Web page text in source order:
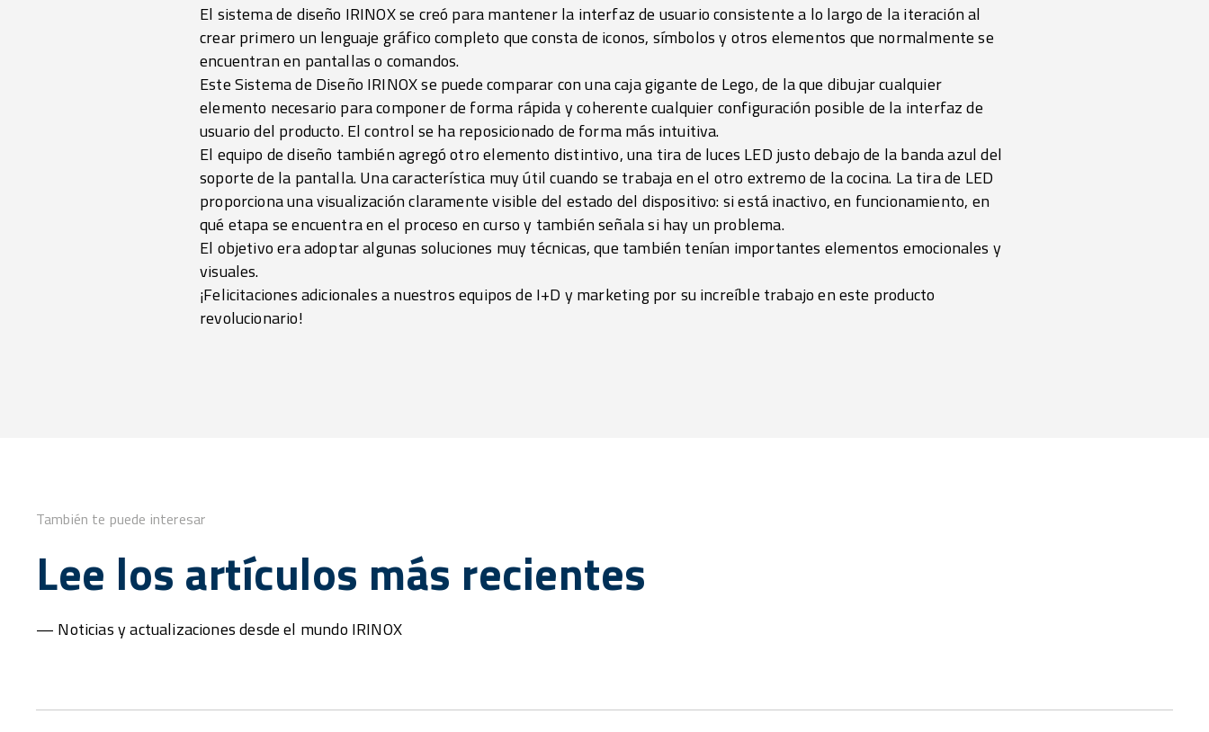
El sistema de diseño IRINOX se creó para mantener la interfaz de usuario consistente a lo largo de la iteración al
crear primero un lenguaje gráfico completo que consta de iconos, símbolos y otros elementos que normalmente se
encuentran en pantallas o comandos.
Este Sistema de Diseño IRINOX se puede comparar con una caja gigante de Lego, de la que dibujar cualquier
elemento necesario para componer de forma rápida y coherente cualquier configuración posible de la interfaz de
usuario del producto. El control se ha reposicionado de forma más intuitiva.
El equipo de diseño también agregó otro elemento distintivo, una tira de luces LED justo debajo de la banda azul del
soporte de la pantalla. Una característica muy útil cuando se trabaja en el otro extremo de la cocina. La tira de LED
proporciona una visualización claramente visible del estado del dispositivo: si está inactivo, en funcionamiento, en
qué etapa se encuentra en el proceso en curso y también señala si hay un problema.
El objetivo era adoptar algunas soluciones muy técnicas, que también tenían importantes elementos emocionales y
visuales.
¡Felicitaciones adicionales a nuestros equipos de I+D y marketing por su increíble trabajo en este producto
revolucionario!
También te puede interesar
Lee los artículos más recientes
— Noticias y actualizaciones desde el mundo IRINOX